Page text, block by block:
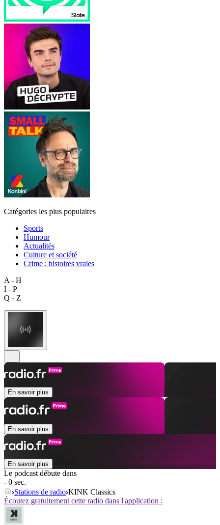
Catégories les plus populaires
Sports
Humour
Actualités
Culture et société
Crime : histoires vraies
A - H
I - P
Q - Z
En savoir plus
En savoir plus
En savoir plus
Le podcast débute dans
- 0 sec.
Stations de radio KINK Classics
Écoutez gratuitement cette radio dans l'application :